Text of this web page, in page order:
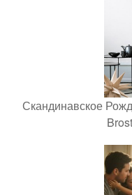
Скандинавское